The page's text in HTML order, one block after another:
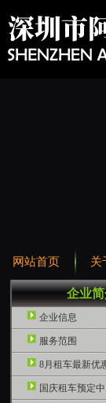
网站首页 关
企业
企业信息
服务范围
8月租车最新优
国庆租车预定中